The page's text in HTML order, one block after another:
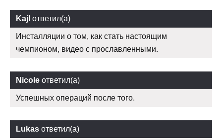
Kajl ответил(а)
Инсталляции о том, как стать настоящим
чемпионом, видео с прославленными.
Nicole ответил(а)
Успешных операций после того.
Lukas ответил(а)